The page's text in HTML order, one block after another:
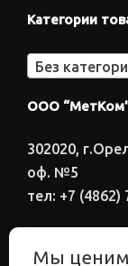
Категории
Без
ООО
302020,
оф. №5
тел: +7 (4862)
Мы